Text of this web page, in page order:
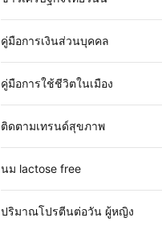
คู่มือการเงินส่วนบุคคล
คู่มือการใช้ชีวิตในเมือง
ติดตามเทรนด์สุขภาพ
นม lactose free
ปริมาณโปรตีนต่อวัน ผู้หญิง